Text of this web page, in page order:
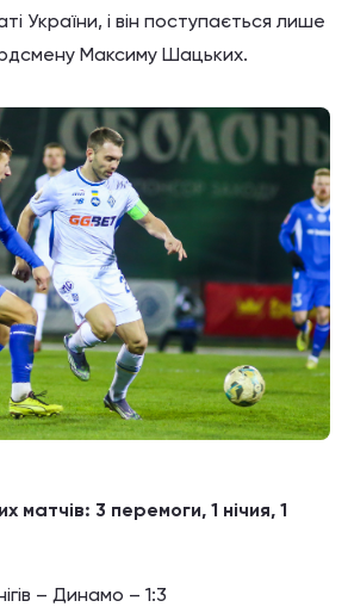
України, і він поступається лише
Максиму Шацьких.
матчів: 3 перемоги, 1 нічия, 1
– Динамо – 1:3